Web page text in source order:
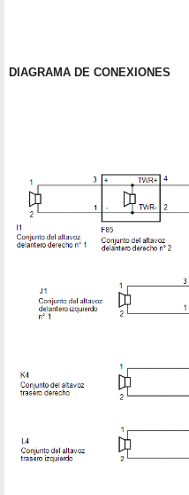
DIAGRAMA DE CONEXIONES